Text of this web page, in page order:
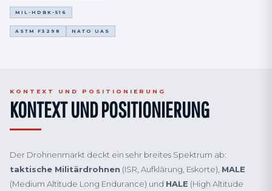
MIL-HDBK-516
ASTM F3298 NATO UAS
KONTEXT UND POSITIONIERUNG
KONTEXT UND POSITIONIERUNG
Der Drohnenmarkt deckt ein sehr breites Spektrum ab:
taktische Militärdrohnen (ISR, Aufklärung, Eskorte), MALE
(Medium Altitude Long Endurance) und HALE (High Altitude